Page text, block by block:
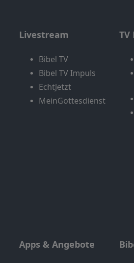
Livestream
Bibel TV
Bibel TV Impuls
EchtJetzt
MeinGottesdienst
TV
Apps & Angebote